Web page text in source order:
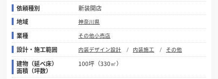
依頼種別
新装開店
地域
神奈川県
業種 その他小売店
設計・施工範囲 内装デザイン設計 内装施工 その他
建物（延べ床）
面積（坪数）
100坪（330㎡）